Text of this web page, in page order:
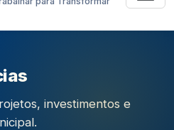
investimentos e